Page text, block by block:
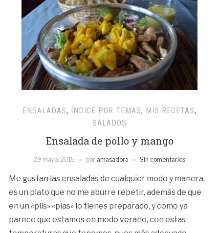
ENSALADAS, ÍNDICE POR TEMAS, MIS RECETAS,
SALADOS
Ensalada de pollo y mango
29 mayo, 2015 por amasadora Sin comentarios
Me gustan las ensaladas de cualquier modo y manera,
es un plato que no me aburre repetir, además de que
en un «plis» «plas» lo tienes preparado, y como ya
parece que estamos en modo verano, con estas